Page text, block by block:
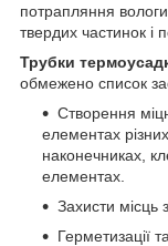
потрапляння вологи,
твердих частинок і
Трубки
обмежено список
Створення
елементах
наконечниках,
елементах.
Захисти місць
Герметизації